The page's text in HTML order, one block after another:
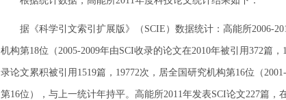
据《科学引文索引扩展版》（SCIE）数据统计：高能所2006-
机构第18位（2005-2009年由SCI收录的论文在2010年被引用372篇
录论文累积被引用1519篇，19772次，居全国研究机构第16位（
第16位），与上一统计年持平。高能所2011年发表SCI论文227篇